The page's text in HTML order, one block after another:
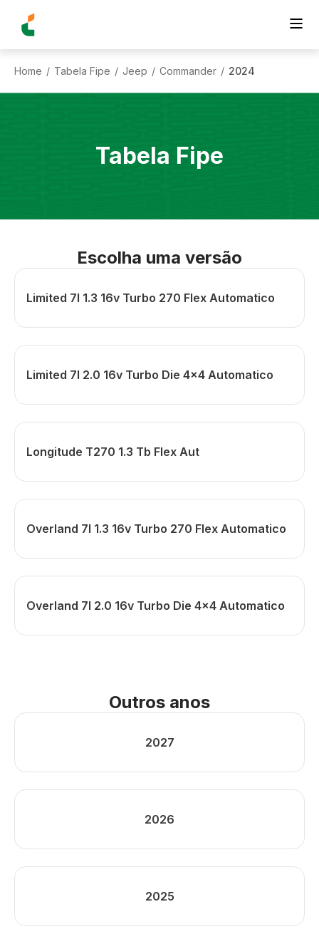
Home / Tabela Fipe / Jeep / Commander / 2024
Tabela Fipe
Escolha uma versão
Limited 7l 1.3 16v Turbo 270 Flex Automatico
Limited 7l 2.0 16v Turbo Die 4x4 Automatico
Longitude T270 1.3 Tb Flex Aut
Overland 7l 1.3 16v Turbo 270 Flex Automatico
Overland 7l 2.0 16v Turbo Die 4x4 Automatico
Outros anos
2027
2026
2025